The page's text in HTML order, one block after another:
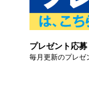
プレゼント応募
毎月更新のプレゼ